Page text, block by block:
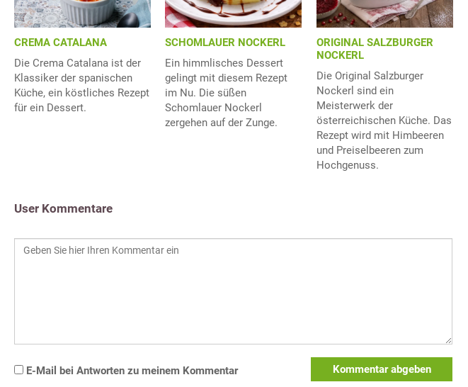
CREMA CATALANA
Die Crema Catalana ist der
Klassiker der spanischen
Küche, ein köstliches Rezept
für ein Dessert.
SCHOMLAUER NOCKERL
Ein himmlisches Dessert
gelingt mit diesem Rezept
im Nu. Die süßen
Schomlauer Nockerl
zergehen auf der Zunge.
ORIGINAL SALZBURGER
NOCKERL
Die Original Salzburger
Nockerl sind ein
Meisterwerk der
österreichischen Küche. Das
Rezept wird mit Himbeeren
und Preiselbeeren zum
Hochgenuss.
User Kommentare
E-Mail bei Antworten zu meinem Kommentar Kommentar abgeben